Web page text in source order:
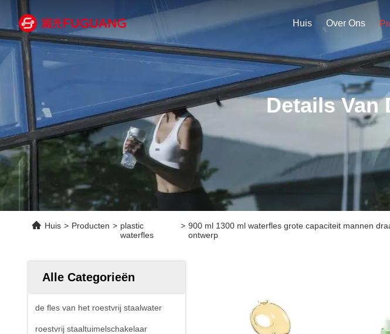
Huis Over Ons
Details Van
Huis > Producten > plastic
waterfles
> 900 ml 1300 ml waterfles grote capaciteit mannen
ontwerp
Alle Categorieën
de fles van het roestvrij staalwater
roestvrij staaltuimelschakelaar